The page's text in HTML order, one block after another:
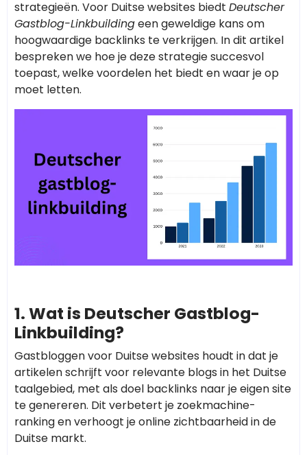
strategieën. Voor Duitse websites biedt Deutscher
Gastblog-Linkbuildingeen geweldige kans om
hoogwaardige backlinks te verkrijgen. In dit artikel
bespreken we hoe je deze strategie succesvol
toepast, welke voordelen het biedt en waar je op
moet letten.
1. Wat is Deutscher Gastblog-
Linkbuilding?
Gastbloggen voor Duitse websites houdt in dat je
artikelen schrijft voor relevante blogs in het Duitse
taalgebied, met als doel backlinks naar je eigen site
te genereren. Dit verbetert je zoekmachine-
ranking en verhoogt je online zichtbaarheid in de
Duitse markt.